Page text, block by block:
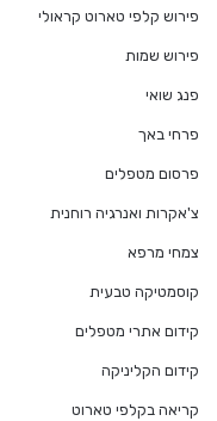
פירוש קלפי טארוט קראולי
פירוש שמות
פנג שואי
פרחי באך
פרסום מטפלים
צ'אקרות ואנרגיה רוחנית
צמחי מרפא
קוסמטיקה טבעית
קידום אתרי מטפלים
קידום הקליניקה
קריאה בקלפי טארוט